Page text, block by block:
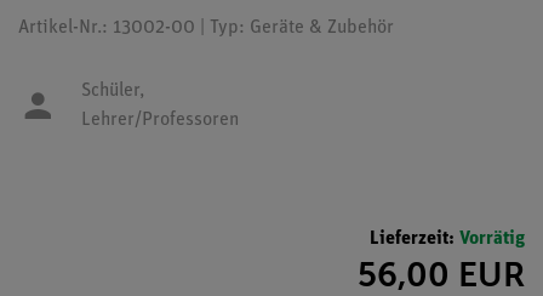
Artikel-Nr.: 13002-00 | Typ: Geräte & Zubehör
Schüler,
Lehrer/Professoren
Lieferzeit: Vorrätig
56,00 EUR